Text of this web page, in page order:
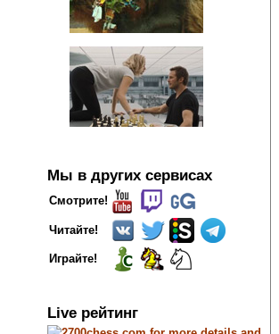
Мы в других сервисах
Смотрите!
Читайте!
Играйте!
Live рейтинг